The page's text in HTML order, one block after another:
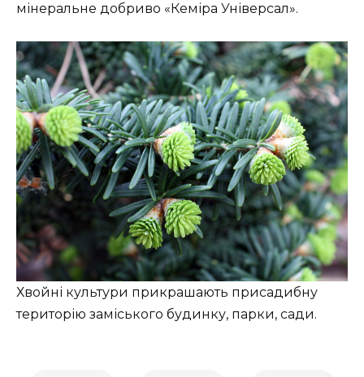
мінеральне добриво «Кеміра Універсал».
Хвойні культури прикрашають присадибну
територію заміського будинку, парки, сади.